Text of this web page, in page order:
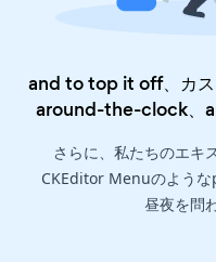
and to top it off、カス
around-the-clock、
さらに、私たちのエキ
CKEditor Menuのよう
昼夜を問